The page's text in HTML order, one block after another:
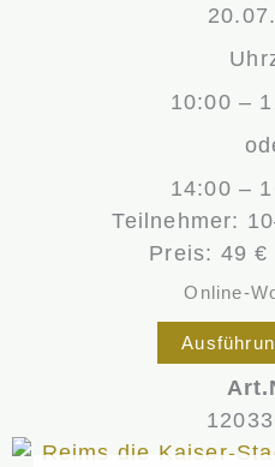
10:00 –
14:00 –
Teilnehmer:
Preis: 49 €
Online-